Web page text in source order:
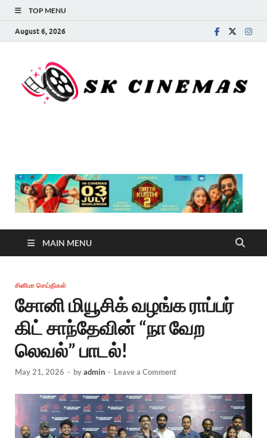
TOP MENU
August 6, 2026
MAIN MENU
சினிமா செய்திகள்
சோனி மியூசிக் வழங்க ராப்பர்
கிட் சாந்தேவின் “நா வேற
லெவல்” பாடல்!
May 21, 2026 - byadmin - Leave a Comment